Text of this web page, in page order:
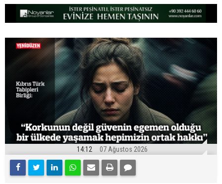
14:12 07 Ağustos 2026